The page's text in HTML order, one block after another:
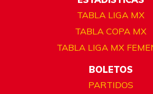
TABLA LIGA MX
TABLA COPA MX
TABLA LIGA MX
BOLETOS
PARTIDOS